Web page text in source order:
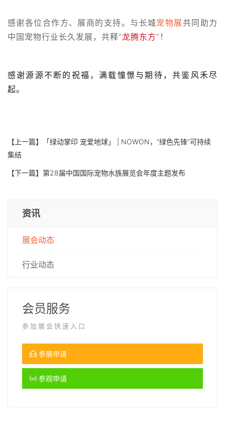
感谢各位合作方、展商的支持。与长城宠物展共同助力
中国宠物行业长久发展，共释“龙腾东方”！
感谢源源不断的祝福，满载憧憬与期待，共鉴风禾尽
起。
【上一篇】
「绿动掌印 宠爱地球」 | NOWON，“绿色先锋”可持续
集结
【下一篇】 第28届中国国际宠物水族展览会年度主题发布
资讯
展会动态
行业动态
会员服务
参加展会快速入口
参展申请
参观申请